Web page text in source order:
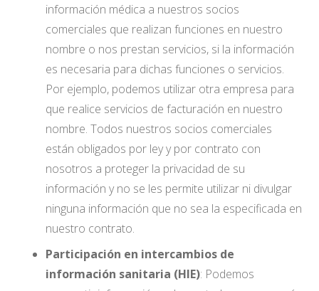
información médica a nuestros socios
comerciales que realizan funciones en nuestro
nombre o nos prestan servicios, si la información
es necesaria para dichas funciones o servicios.
Por ejemplo, podemos utilizar otra empresa para
que realice servicios de facturación en nuestro
nombre. Todos nuestros socios comerciales
están obligados por ley y por contrato con
nosotros a proteger la privacidad de su
información y no se les permite utilizar ni divulgar
ninguna información que no sea la especificada en
nuestro contrato.
Participación en intercambios de
información sanitaria (HIE): Podemos